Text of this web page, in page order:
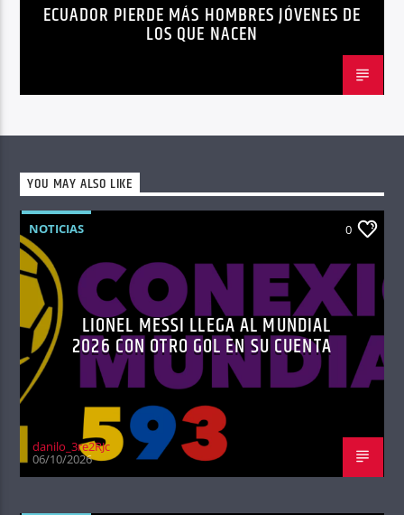
ECUADOR PIERDE MÁS HOMBRES JÓVENES DE
LOS QUE NACEN
YOU MAY ALSO LIKE
NOTICIAS 0
LIONEL MESSI LLEGA AL MUNDIAL
2026 CON OTRO GOL EN SU CUENTA
danilo_3re2RJc
06/10/2026